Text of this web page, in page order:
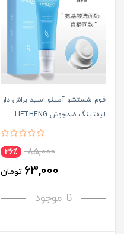
فوم شستشو آمینو اسید براش دار
لیفتینگ ضدجوش LIFTHENG
85,000 26٪
63,000 تومان
نا موجود